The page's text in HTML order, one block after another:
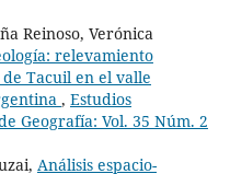
Reinoso, Verónica
relevamiento
Tacuil en el valle
, Estudios
Geografía: Vol. 35 Núm. 2
Análisis espacio-